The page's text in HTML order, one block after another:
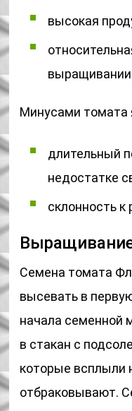
высокая
Минусами томата
длительный
недостатке
склонность
Семена томата
высевать в
начала семенной
в стакан с
которые всплыли
отбраковывают.